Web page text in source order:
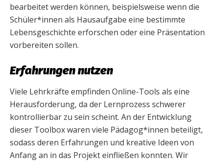
bearbeitet werden können, beispielsweise wenn die
Schüler*innen als Hausaufgabe eine bestimmte
Lebensgeschichte erforschen oder eine Präsentation
vorbereiten sollen.
Erfahrungen nutzen
Viele Lehrkräfte empfinden Online-Tools als eine
Herausforderung, da der Lernprozess schwerer
kontrollierbar zu sein scheint. An der Entwicklung
dieser Toolbox waren viele Pädagog*innen beteiligt,
sodass deren Erfahrungen und kreative Ideen von
Anfang an in das Projekt einfließen konnten. Wir